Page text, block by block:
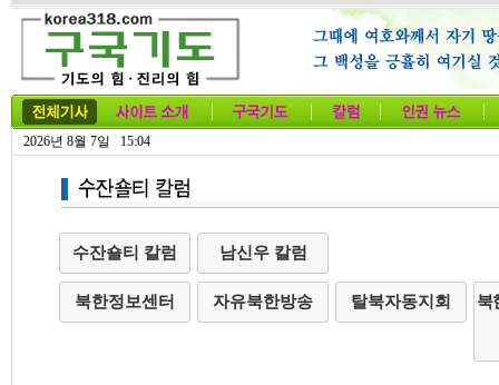
2026년 8월 7일 15:04
수잔숄티 칼럼 남신우 칼럼
북한정보센터 자유북한방송 탈북자동지회 북